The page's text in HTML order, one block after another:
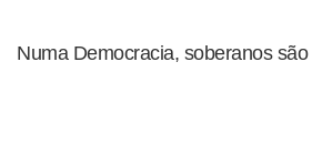
Numa Democracia, soberanos